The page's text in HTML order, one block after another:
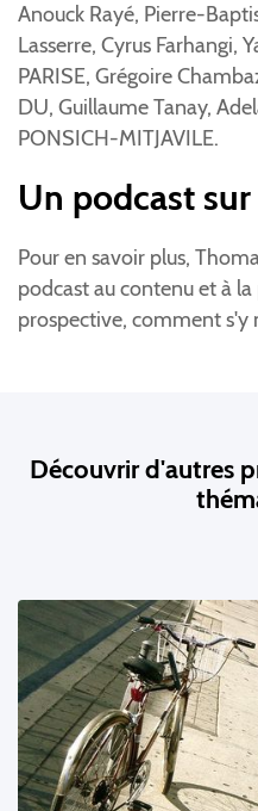
Anouck Rayé, Pierre-
Lasserre, Cyrus Farhangi,
PARISE, Grégoire
DU, Guillaume Tanay,
PONSICH-MITJAVILE.
Un podcast
Pour en savoir plus,
podcast au contenu et à
prospective, comment s'y
Découvrir d'autres